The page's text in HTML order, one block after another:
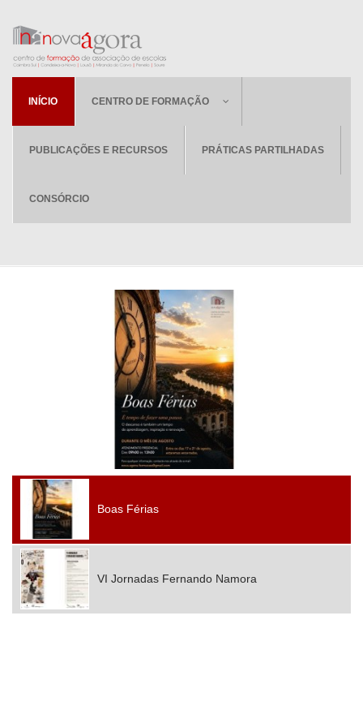
INÍCIO CENTRO DE FORMAÇÃO
PUBLICAÇÕES E RECURSOS PRÁTICAS PARTILHADAS
CONSÓRCIO
Boas Férias
VI Jornadas Fernando Namora